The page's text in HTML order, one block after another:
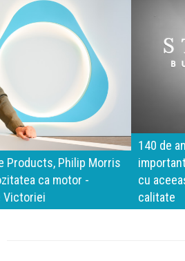
140 de ani de Mercedes-Benz.
important „test al timpului” este
cu aceeași responsabilitate față de
calitate